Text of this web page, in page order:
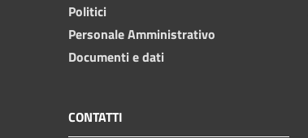
Politici
Personale Amministrativo
Documenti e dati
CONTATTI